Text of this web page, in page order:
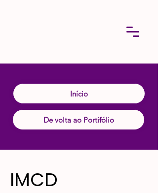
Início
De volta ao Portifólio
IMCD